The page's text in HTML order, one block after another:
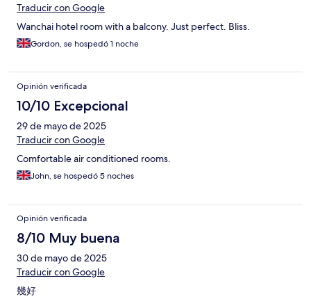
Traducir con Google
Wanchai hotel room with a balcony. Just perfect. Bliss.
Gordon, se hospedó 1 noche
Opinión verificada
10/10 Excepcional
29 de mayo de 2025
Traducir con Google
Comfortable air conditioned rooms.
John, se hospedó 5 noches
Opinión verificada
8/10 Muy buena
30 de mayo de 2025
Traducir con Google
幾好